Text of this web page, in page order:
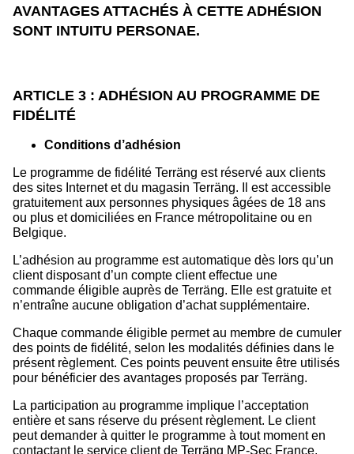
AVANTAGES ATTACHÉS À CETTE ADHÉSION
SONT INTUITU PERSONAE.
ARTICLE 3 : ADHÉSION AU PROGRAMME DE
FIDÉLITÉ
Conditions d’adhésion
Le programme de fidélité Terräng est réservé aux clients
des sites Internet et du magasin Terräng. Il est accessible
gratuitement aux personnes physiques âgées de 18 ans
ou plus et domiciliées en France métropolitaine ou en
Belgique.
L’adhésion au programme est automatique dès lors qu’un
client disposant d’un compte client effectue une
commande éligible auprès de Terräng. Elle est gratuite et
n’entraîne aucune obligation d’achat supplémentaire.
Chaque commande éligible permet au membre de cumuler
des points de fidélité, selon les modalités définies dans le
présent règlement. Ces points peuvent ensuite être utilisés
pour bénéficier des avantages proposés par Terräng.
La participation au programme implique l’acceptation
entière et sans réserve du présent règlement. Le client
peut demander à quitter le programme à tout moment en
contactant le service client de Terräng MP-Sec France.